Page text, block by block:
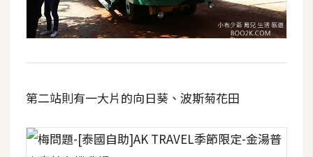
機
與
網
S
O
第二站則有一大片的向日葵、波斯菊花田